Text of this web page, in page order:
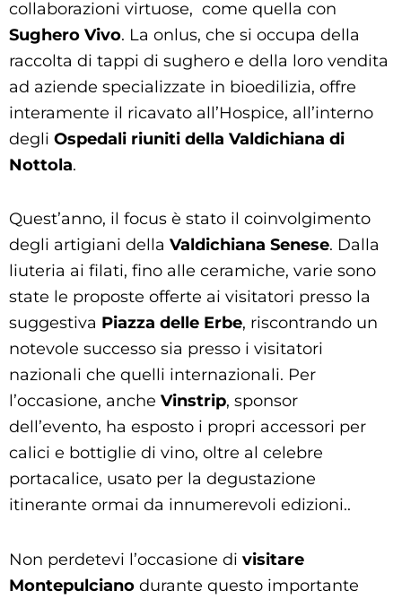
collaborazioni virtuose, come quella con
Sughero Vivo. La onlus, che si occupa della
raccolta di tappi di sughero e della loro vendita
ad aziende specializzate in bioedilizia, offre
interamente il ricavato all’Hospice, all’interno
degli Ospedali riuniti della Valdichiana di
Nottola.
Quest’anno, il focus è stato il coinvolgimento
degli artigiani della Valdichiana Senese. Dalla
liuteria ai filati, fino alle ceramiche, varie sono
state le proposte offerte ai visitatori presso la
suggestiva Piazza delle Erbe, riscontrando un
notevole successo sia presso i visitatori
nazionali che quelli internazionali. Per
l’occasione, anche Vinstrip, sponsor
dell’evento, ha esposto i propri accessori per
calici e bottiglie di vino, oltre al celebre
portacalice, usato per la degustazione
itinerante ormai da innumerevoli edizioni..
Non perdetevi l’occasione di visitare
Montepulciano durante questo importante